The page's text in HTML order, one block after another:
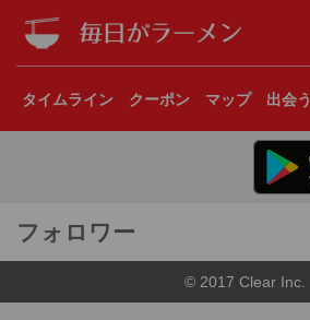
タイムライン クーポン マップ 出会う
フォロワー
© 2017 Clear Inc.